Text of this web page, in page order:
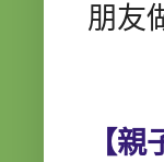
朋友
【親